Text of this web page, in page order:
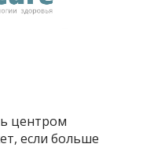
центром
если больше